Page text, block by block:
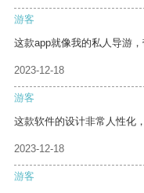
游客
这款app就像我的私人导游
2023-12-18
游客
这款软件的设计非常人性化
2023-12-18
游客